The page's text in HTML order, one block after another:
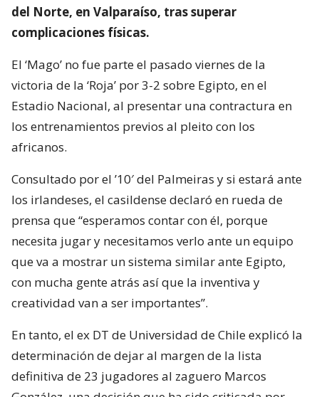
del Norte, en Valparaíso, tras superar
complicaciones físicas.
El ‘Mago’ no fue parte el pasado viernes de la
victoria de la ‘Roja’ por 3-2 sobre Egipto, en el
Estadio Nacional, al presentar una contractura en
los entrenamientos previos al pleito con los
africanos.
Consultado por el ’10′ del Palmeiras y si estará ante
los irlandeses, el casildense declaró en rueda de
prensa que “esperamos contar con él, porque
necesita jugar y necesitamos verlo ante un equipo
que va a mostrar un sistema similar ante Egipto,
con mucha gente atrás así que la inventiva y
creatividad van a ser importantes”.
En tanto, el ex DT de Universidad de Chile explicó la
determinación de dejar al margen de la lista
definitiva de 23 jugadores al zaguero Marcos